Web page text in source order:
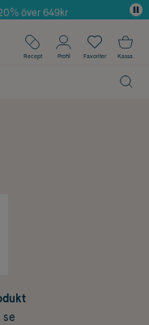
över 649kr
Recept Profil Favoriter Kassa
se